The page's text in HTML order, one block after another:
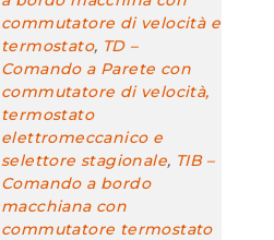
commutatore di velocità e
termostato, TD –
Comando a Parete con
commutatore di velocità,
termostato
elettromeccanico e
selettore stagionale, TIB –
Comando a bordo
macchiana con
commutatore termostato